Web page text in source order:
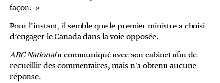
façon. »
Pour l’instant, il semble que le premier ministre a choisi
d’engager le Canada dans la voie opposée.
ABC Nationala communiqué avec son cabinet afin de
recueillir des commentaires, mais n’a obtenu aucune
réponse.